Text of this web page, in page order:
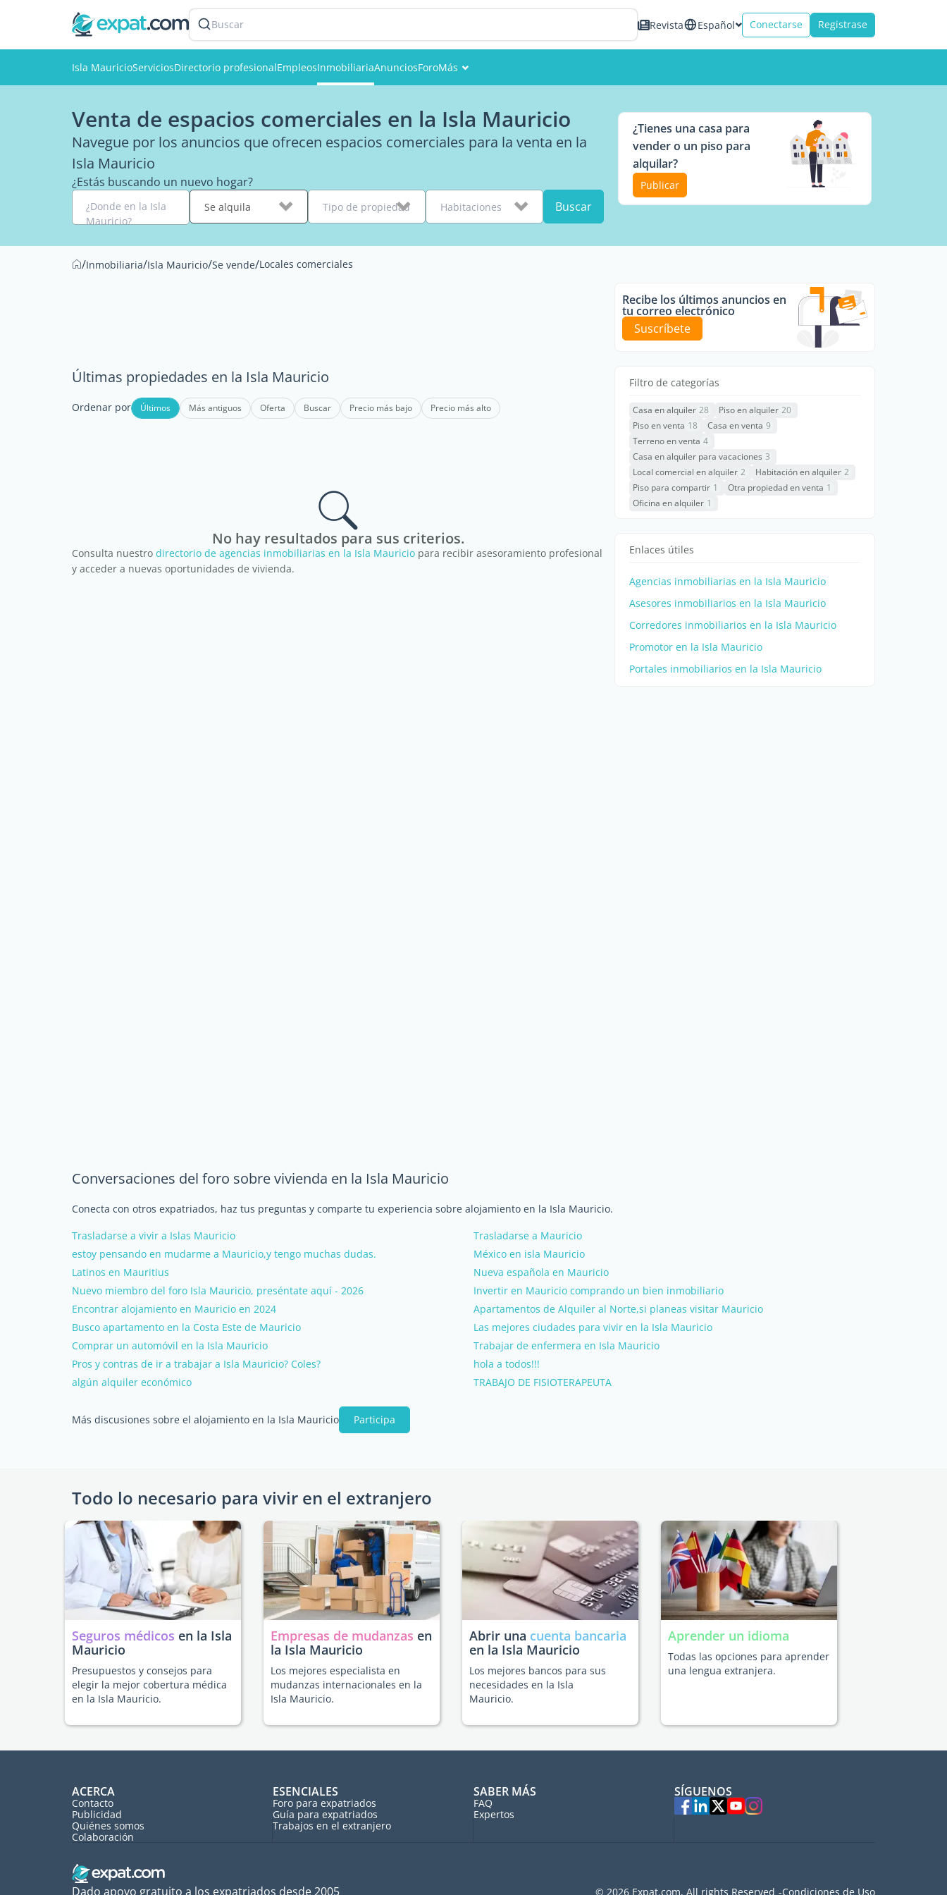
Buscar Revista Español Conectarse Registrase
Isla MauricioServiciosDirectorio profesionalEmpleosInmobiliariaAnunciosForoMás
Miembros
Venta de espacios comerciales en la Isla Mauricio
Navegue por los anuncios que ofrecen espacios comerciales para la venta en la
Isla Mauricio
¿Estás buscando un nuevo hogar?
¿Donde en la Isla
Mauricio?
Se alquila Tipo de propiedad Habitaciones Buscar
¿Tienes una casa para
vender o un piso para
alquilar?
Publicar
/Inmobiliaria/Isla Mauricio/Se vende/Locales comerciales
Últimas propiedades en la Isla Mauricio
Ordenar por Últimos Más antiguos Oferta Buscar Precio más bajo Precio más alto
No hay resultados para sus criterios.
Consulta nuestro directorio de agencias inmobiliarias en la Isla Mauricio para recibir asesoramiento profesional
y acceder a nuevas oportunidades de vivienda.
Recibe los últimos anuncios en
tu correo electrónico
Suscríbete
Filtro de categorías
Casa en alquiler 28 Piso en alquiler 20
Piso en venta 18 Casa en venta 9
Terreno en venta 4
Casa en alquiler para vacaciones 3
Local comercial en alquiler 2 Habitación en alquiler 2
Piso para compartir 1 Otra propiedad en venta 1
Oficina en alquiler 1
Enlaces útiles
Agencias inmobiliarias en la Isla Mauricio
Asesores inmobiliarios en la Isla Mauricio
Corredores inmobiliarios en la Isla Mauricio
Promotor en la Isla Mauricio
Portales inmobiliarios en la Isla Mauricio
Conversaciones del foro sobre vivienda en la Isla Mauricio
Conecta con otros expatriados, haz tus preguntas y comparte tu experiencia sobre alojamiento en la Isla Mauricio.
Trasladarse a vivir a Islas Mauricio
Trasladarse a Mauricio
estoy pensando en mudarme a Mauricio,y tengo muchas dudas.
México en isla Mauricio
Latinos en Mauritius
Nueva española en Mauricio
Nuevo miembro del foro Isla Mauricio, preséntate aquí - 2026
Invertir en Mauricio comprando un bien inmobiliario
Encontrar alojamiento en Mauricio en 2024
Apartamentos de Alquiler al Norte,si planeas visitar Mauricio
Busco apartamento en la Costa Este de Mauricio
Las mejores ciudades para vivir en la Isla Mauricio
Comprar un automóvil en la Isla Mauricio
Trabajar de enfermera en Isla Mauricio
Pros y contras de ir a trabajar a Isla Mauricio? Coles?
hola a todos!!!
algún alquiler económico
TRABAJO DE FISIOTERAPEUTA
Más discusiones sobre el alojamiento en la Isla Mauricio Participa
Todo lo necesario para vivir en el extranjero
Seguros médicos en la Isla
Mauricio
Presupuestos y consejos para
elegir la mejor cobertura médica
en la Isla Mauricio.
Empresas de mudanzas en
la Isla Mauricio
Los mejores especialista en
mudanzas internacionales en la
Isla Mauricio.
Abrir una cuenta bancaria
en la Isla Mauricio
Los mejores bancos para sus
necesidades en la Isla
Mauricio.
Aprender un idioma
Todas las opciones para aprender
una lengua extranjera.
ACERCA
Contacto
Publicidad
Quiénes somos
Colaboración
ESENCIALES
Foro para expatriados
Guía para expatriados
Trabajos en el extranjero
SABER MÁS
FAQ
Expertos
SÍGUENOS
Dado apoyo gratuito a los expatriados desde 2005 © 2026 Expat.com, All rights Reserved Condiciones de Uso